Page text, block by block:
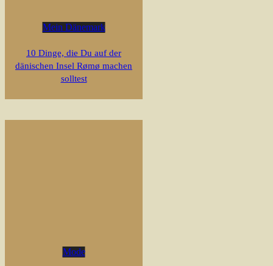
Mein Dänemark
10 Dinge, die Du auf der
dänischen Insel Rømø machen
solltest
Mode